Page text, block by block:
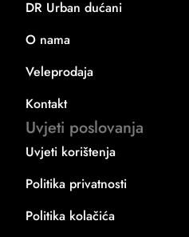
DR Urban dućani
O nama
Veleprodaja
Kontakt
Uvjeti poslovanja
Uvjeti korištenja
Politika privatnosti
Politika kolačića